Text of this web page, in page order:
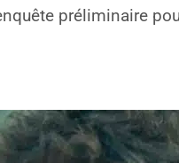
préliminaire